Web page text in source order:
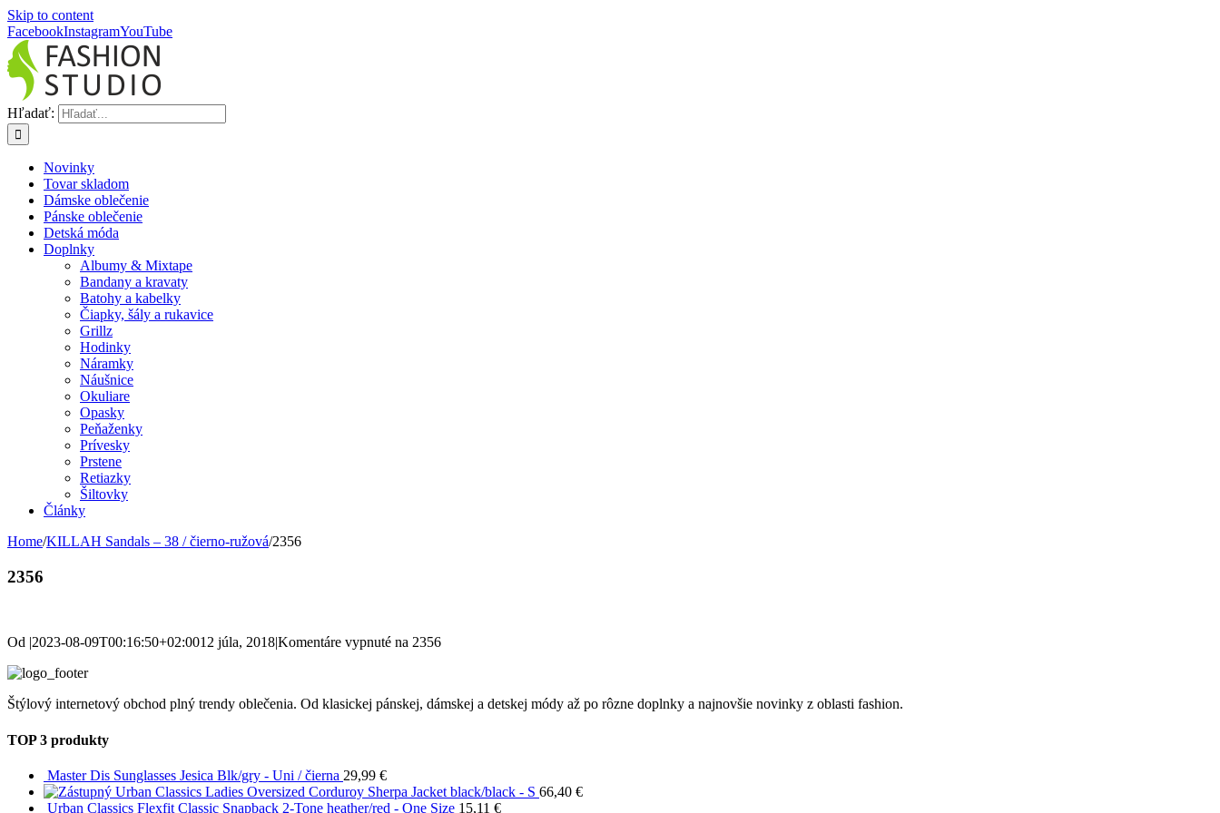
Skip to content
FacebookInstagramYouTube
Hľadať:
Novinky
Tovar skladom
Dámske oblečenie
Pánske oblečenie
Detská móda
Doplnky
Albumy & Mixtape
Bandany a kravaty
Batohy a kabelky
Čiapky, šály a rukavice
Grillz
Hodinky
Náramky
Náušnice
Okuliare
Opasky
Peňaženky
Prívesky
Prstene
Retiazky
Šiltovky
Články
Home/KILLAH Sandals – 38 / čierno-ružová/2356
2356
Od |2023-08-09T00:16:50+02:0012 júla, 2018|Komentáre vypnuté na 2356
Štýlový internetový obchod plný trendy oblečenia. Od klasickej pánskej, dámskej a detskej módy až po rôzne doplnky a najnovšie novinky z oblasti fashion.
TOP 3 produkty
Master Dis Sunglasses Jesica Blk/gry - Uni / čierna 29,99 €
Urban Classics Ladies Oversized Corduroy Sherpa Jacket black/black - S 66,40 €
Urban Classics Flexfit Classic Snapback 2-Tone heather/red - One Size 15,11 €